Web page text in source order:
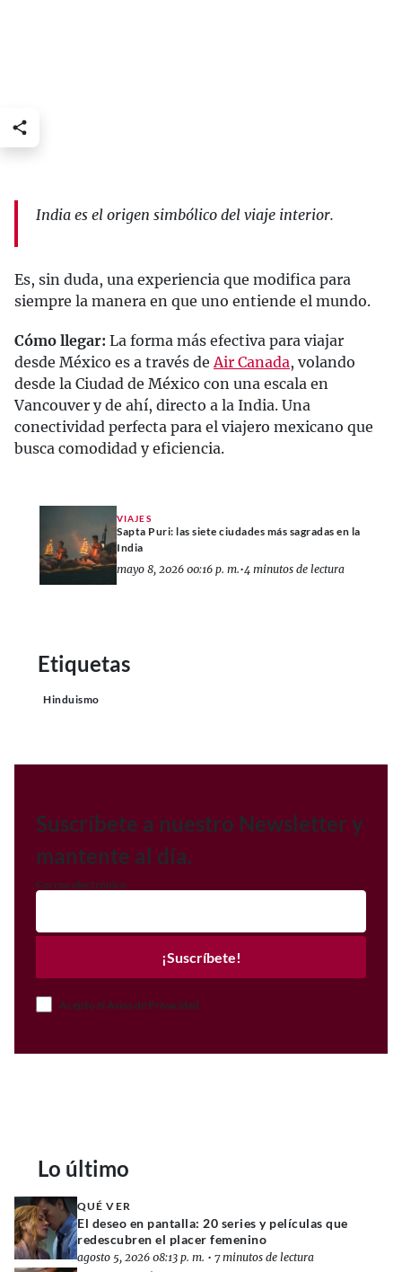
India es el origen simbólico del viaje interior.
Es, sin duda, una experiencia que modifica para
siempre la manera en que uno entiende el mundo.
Cómo llegar: La forma más efectiva para viajar
desde México es a través deAir Canada, volando
desde la Ciudad de México con una escala en
Vancouver y de ahí, directo a la India. Una
conectividad perfecta para el viajero mexicano que
busca comodidad y eficiencia.
VIAJES
Sapta Puri: las siete ciudades más sagradas en la
India
mayo 8, 2026 00:16 p. m.•4 minutos de lectura
Etiquetas
Hinduismo
Suscríbete a nuestro Newsletter y
mantente al día.
Correo electrónico
¡Suscríbete!
Acepto el Aviso de Privacidad
Lo último
QUÉ VER
El deseo en pantalla: 20 series y películas que
redescubren el placer femenino
agosto 5, 2026 08:13 p. m. • 7 minutos de lectura